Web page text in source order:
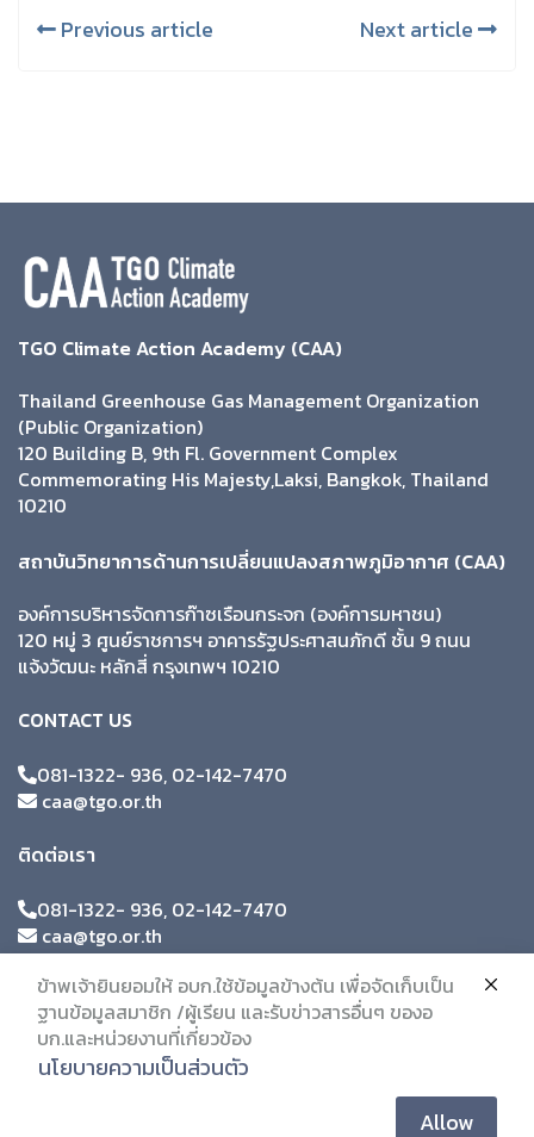
Previous article Next article
TGO Climate Action Academy (CAA)
Thailand Greenhouse Gas Management Organization
(Public Organization)
120 Building B, 9th Fl. Government Complex
Commemorating His Majesty,Laksi, Bangkok, Thailand
10210
สถาบันวิทยาการด้านการเปลี่ยนแปลงสภาพภูมิอากาศ (CAA)
องค์การบริหารจัดการก๊าซเรือนกระจก (องค์การมหาชน)
120 หมู่ 3 ศูนย์ราชการฯ อาคารรัฐประศาสนภักดี ชั้น 9 ถนน
แจ้งวัฒนะ หลักสี่ กรุงเทพฯ 10210
CONTACT US
081-1322- 936, 02-142-7470
caa@tgo.or.th
ติดต่อเรา
081-1322- 936, 02-142-7470
caa@tgo.or.th
ข้าพเจ้ายินยอมให้ อบก.ใช้ข้อมูลข้างต้น เพื่อจัดเก็บเป็น
ฐานข้อมูลสมาชิก /ผู้เรียน และรับข่าวสารอื่นๆ ของอ
บก.และหน่วยงานที่เกี่ยวข้อง
นโยบายความเป็นส่วนตัว
Allow